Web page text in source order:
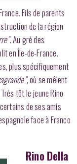
Fils de parents
de la région
. Au gré des
en Île-de-France.
plus spécifiquement
où se mêlent
tôt le jeune Rino
de ses amis
face à Franco
Rino Della